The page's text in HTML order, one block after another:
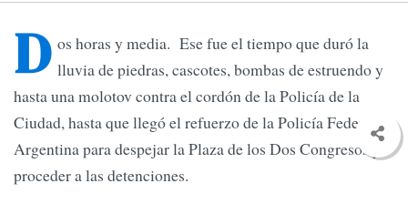
D os horas y media. Ese fue el tiempo que duró la
lluvia de piedras, cascotes, bombas de estruendo y
hasta una molotov contra el cordón de la Policía de la
Ciudad, hasta que llegó el refuerzo de la Policía Federal
Argentina para despejar la Plaza de los Dos Congresos y
proceder a las detenciones.